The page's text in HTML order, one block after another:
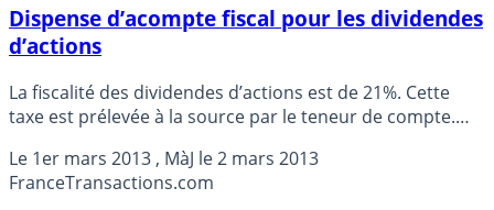
Dispense d’acompte fiscal pour les dividendes
d’actions
La fiscalité des dividendes d’actions est de 21%. Cette
taxe est prélevée à la source par le teneur de compte.
adresser un courrier au teneur du compte.
Le 1er mars 2013 , MàJ le2 mars 2013
FranceTransactions.com